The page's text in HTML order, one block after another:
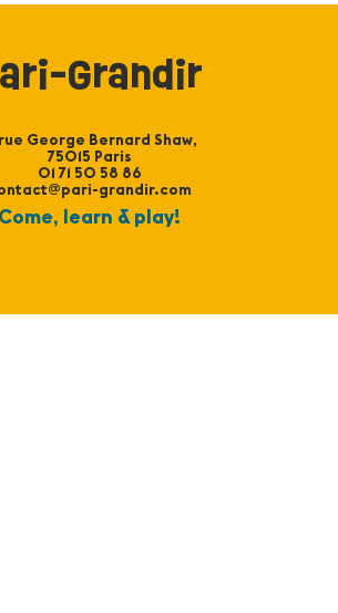
Grandir
rue George Bernard Shaw,
75015 Paris
01 71 50 58 86
grandir.com
Come, learn & play!